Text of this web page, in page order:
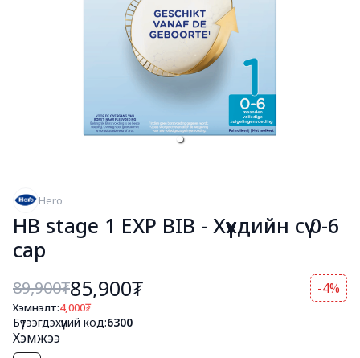
Hero
HB stage 1 EXP BIB - Хүүхдийн сүү 0-6
сар
89,900₮85,900₮ -4%
Хэмнэлт:4,000₮
Бүтээгдэхүүний код:6300
Хэмжээ